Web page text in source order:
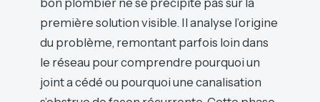
bon plombier ne se précipite pas sur la
première solution visible. Il analyse l’origine
du problème, remontant parfois loin dans
le réseau pour comprendre pourquoi un
joint a cédé ou pourquoi une canalisation